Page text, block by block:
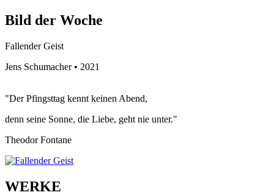
Bild der Woche
Fallender Geist
Jens Schumacher • 2021
"Der Pfingsttag kennt keinen Abend,
denn seine Sonne, die Liebe, geht nie unter."
Theodor Fontane
WERKE